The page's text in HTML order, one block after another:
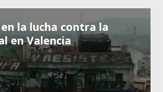
la lucha contra la
en Valencia